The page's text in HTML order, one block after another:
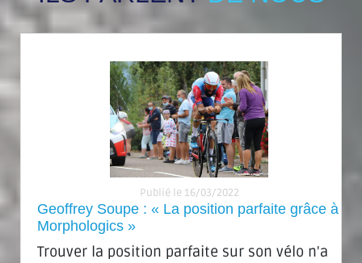
Publié le 16/03/2022
Geoffrey Soupe : « La position parfaite grâce à
Morphologics »
Trouver la position parfaite sur son vélo n'a